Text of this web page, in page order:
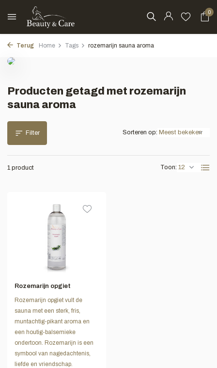
0
Terug Home Tags rozemarijn sauna aroma
Producten getagd met rozemarijn
sauna aroma
Filter
1 product Toon:
Sorteren op:
Rozemarijn opgiet
Rozemarijn opgiet vult de
sauna met een sterk, fris,
muntachtig-pikant aroma en
een houtig-balsemieke
ondertoon. Rozemarijn is een
symbool van nagedachtenis,
liefde en vriendschap.